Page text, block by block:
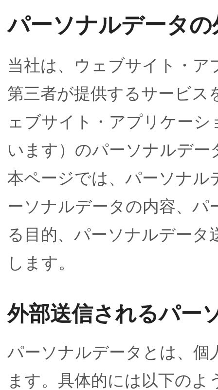
パーソナルデータ
当社は、ウェブサイト・
第三者が提供するサービス
ェブサイト・アプリケー
います）のパーソナルデ
本ページでは、パーソナル
ーソナルデータの内容、
る目的、パーソナルデー
します。
外部送信されるパー
パーソナルデータとは、個
ます。具体的には以下の